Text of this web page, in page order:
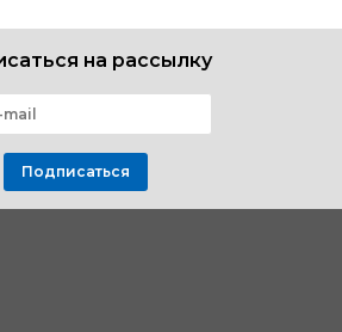
на рассылку
Подписаться